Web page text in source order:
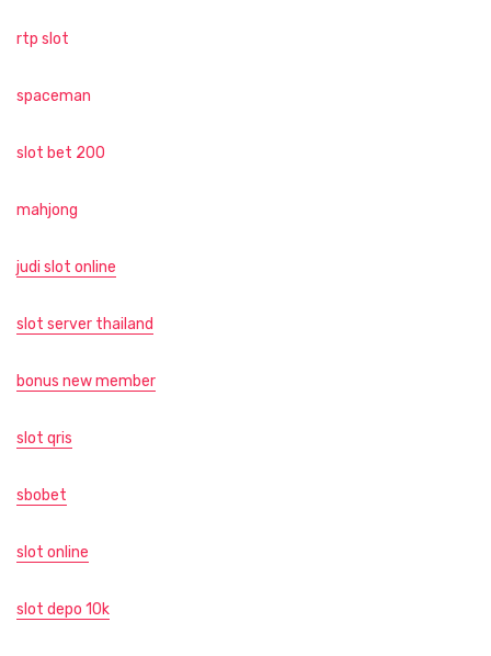
rtp slot
spaceman
slot bet 200
mahjong
judi slot online
slot server thailand
bonus new member
slot qris
sbobet
slot online
slot depo 10k